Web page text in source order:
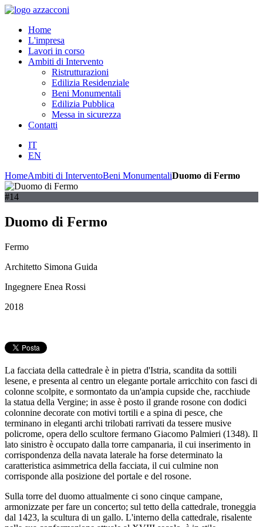
Home
L'impresa
Lavori in corso
Ambiti di Intervento
Ristrutturazioni
Edilizia Residenziale
Beni Monumentali
Edilizia Pubblica
Messa in sicurezza
Contatti
IT
EN
HomeAmbiti di InterventoBeni MonumentaliDuomo di Fermo
#14
Duomo di Fermo
Fermo
Architetto Simona Guida
Ingegnere Enea Rossi
2018
La facciata della cattedrale è in pietra d'Istria, scandita da sottili
lesene, e presenta al centro un elegante portale arricchito con fasci di
colonne scolpite, e sormontato da un'ampia cupside che, racchiude
la statua della Vergine; in asse è posto il grande rosone con dodici
colonnine decorate con motivi tortili e a spina di pesce, che
terminano in eleganti archi trilobati rarrivati da tessere musive
policrome, opera dello scultore fermano Giacomo Palmieri (1348). Il
lato sinistro è occupato dalla torre campanaria, il cui inserimento in
corrispondenza della navata laterale ha forse determinato la
caratteristica asimmetrica della facciata, il cui culmine non
corrisponde alla posizione del portale e del rosone.
Sulla torre del duomo attualmente ci sono cinque campane,
armonizzate per fare un concerto; sul tetto della cattedrale, troneggia
dal 1423, la scultura di un gallo. L'interno della cattedrale, risalente